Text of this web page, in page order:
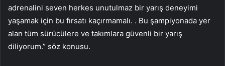
adrenalini seven herkes unutulmaz bir yarış deneyimi
yaşamak için bu fırsatı kaçırmamalı. . Bu şampiyonada yer
alan tüm sürücülere ve takımlara güvenli bir yarış
diliyorum.” söz konusu.